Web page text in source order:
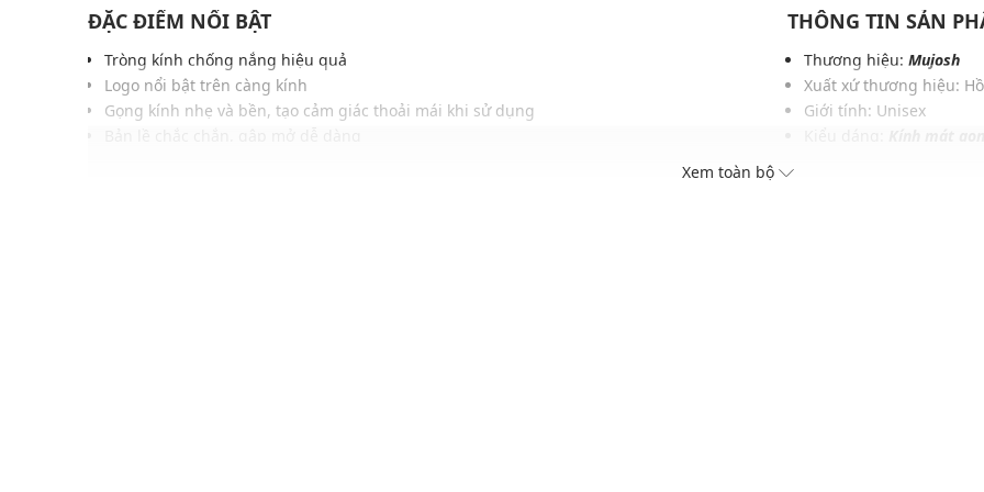
ĐẶC ĐIỂM NỔI BẬT
Tròng kính chống nắng hiệu quả
Logo nổi bật trên càng kính
Gọng kính nhẹ và bền, tạo cảm giác thoải mái khi sử dụng
THÔNG TIN SẢN
Thương hiệu: Mujosh
Xuất xứ thương hiệu:
Giới tính: Unisex
Xem toàn bộ